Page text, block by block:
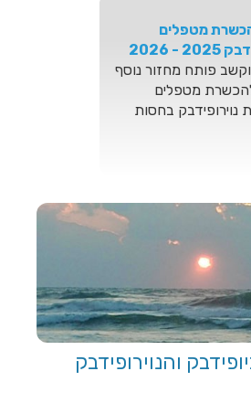
- 2026
פותח מחזור נוסף
מטפלים
נוירופידבק בחסות
מיינדפולנס
שילובים באימון
ד"ר אינה קאזאן וד"ר
פברואר 2026
קוגניטיבי
ופסיכופיזיולוגי
ומיינדפולנס) בחסות
להכשרת
והנוירופידבק